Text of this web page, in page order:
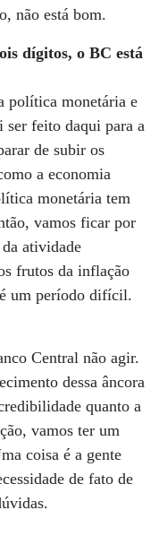
não está bom.
dígitos, o BC está
política monetária e
ser feito daqui para a
de subir os
a economia
monetária tem
vamos ficar por
atividade
frutos da inflação
um período difícil.
Central não agir.
dessa âncora
quanto a
vamos ter um
coisa é a gente
de fato de